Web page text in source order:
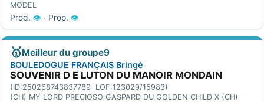
MODEL
Prod. 👁 · Prop. 👁
🥇Meilleur du groupe9
BOULEDOGUE FRANÇAIS Bringé
SOUVENIR D E LUTON DU MANOIR MONDAIN
(ID:250268743837789 LOF:123029/15983)
(CH) MY LORD PRECIOSO GASPARD DU GOLDEN CHILD X (CH)